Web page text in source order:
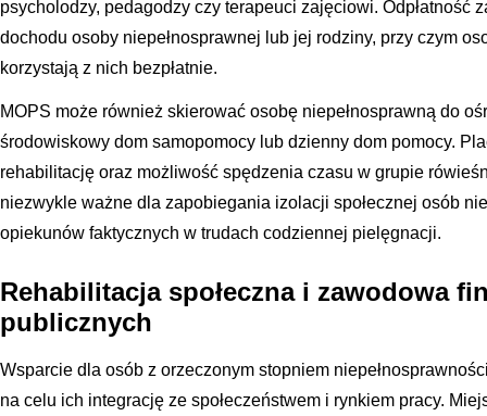
psycholodzy, pedagodzy czy terapeuci zajęciowi. Odpłatność
dochodu osoby niepełnosprawnej lub jej rodziny, przy czym
korzystają z nich bezpłatnie.
MOPS może również skierować osobę niepełnosprawną do
środowiskowy dom samopomocy lub dzienny dom pomocy.
rehabilitację oraz możliwość spędzenia czasu w grupie
niezwykle ważne dla zapobiegania izolacji społecznej osób
opiekunów faktycznych w trudach codziennej pielęgnacji.
Rehabilitacja społeczna i zawodowa
publicznych
Wsparcie dla osób z orzeczonym stopniem
na celu ich integrację ze społeczeństwem i rynkiem pracy.